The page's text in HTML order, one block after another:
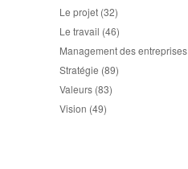
Le projet (32)
Le travail (46)
Management des entreprises
Stratégie (89)
Valeurs (83)
Vision (49)